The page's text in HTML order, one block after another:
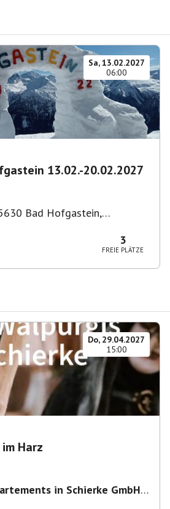
Sa, 13.02.2027
06:00
13.02.-20.02.2027
Bad Hofgastein,
3
FREIE PLÄTZE
Do, 29.04.2027
15:00
Harz
in Schierke GmbH